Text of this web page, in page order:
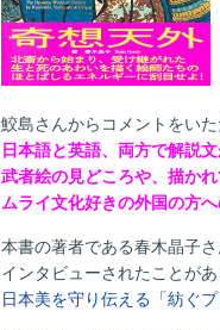
鮫島さんからコメントをいた
日本語と英語、両方で解説
武者絵の見どころや、描か
ムライ文化好きの外国の方
本書の著者である春木晶子
インタビューされたことがあ
日本美を守り伝える「紡ぐ